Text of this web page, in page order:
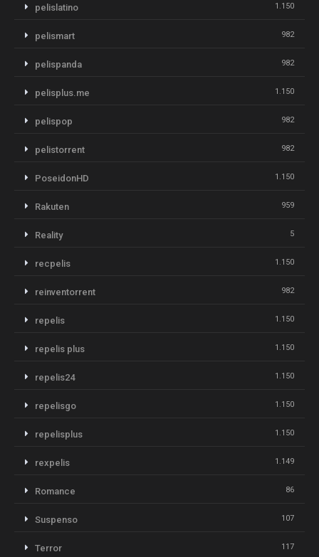
pelislatino 1.150
pelismart 982
pelispanda 982
pelisplus.me 1.150
pelispop 982
pelistorrent 982
PoseidonHD 1.150
Rakuten 959
Reality 5
recpelis 1.150
reinventorrent 982
repelis 1.150
repelis plus 1.150
repelis24 1.150
repelisgo 1.150
repelisplus 1.150
rexpelis 1.149
Romance 86
Suspenso 107
Terror 117